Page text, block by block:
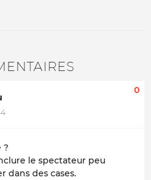
0
?
le spectateur peu
dans des cases.